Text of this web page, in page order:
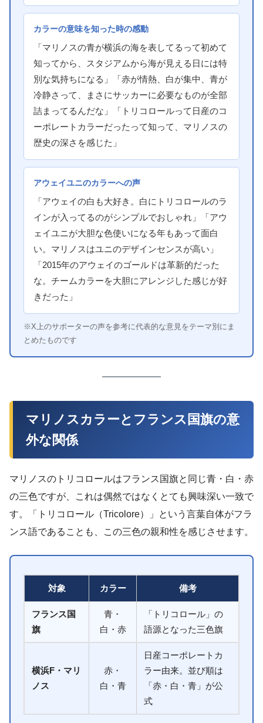
カラーの意味を知った時の感動
「マリノスの青が横浜の海を表してるって初めて
知ってから、スタジアムから海が見える日には特
別な気持ちになる」「赤が情熱、白が集中、青が
冷静さって、まさにサッカーに必要なものが全部
詰まってるんだな」「トリコロールって日産のコ
ーポレートカラーだったって知って、マリノスの
歴史の深さを感じた」
アウェイユニのカラーへの声
「アウェイの白も大好き。白にトリコロールのラ
インが入ってるのがシンプルでおしゃれ」「アウ
ェイユニが大胆な色使いになる年もあって面白
い。マリノスはユニのデザインセンスが高い」
「2015年のアウェイのゴールドは革新的だった
な。チームカラーを大胆にアレンジした感じが好
きだった」
※X上のサポーターの声を参考に代表的な意見をテーマ別にま
とめたものです
マリノスカラーとフランス国旗の意
外な関係
マリノスのトリコロールはフランス国旗と同じ青・白・赤
の三色ですが、これは偶然ではなくとても興味深い一致で
す。「トリコロール（Tricolore）」という言葉自体がフラ
ンス語であることも、この三色の親和性を感じさせます。
対象 カラー 備考
フランス国
旗
青・
白・赤
「トリコロール」の
語源となった三色旗
横浜F・マリ
ノス
赤・
白・青
日産コーポレートカ
ラー由来。並び順は
「赤・白・青」が公
式